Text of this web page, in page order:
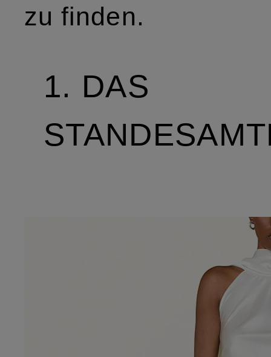
zu finden.
1. DAS